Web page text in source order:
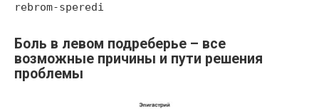
rebrom-speredi
Боль в левом подреберье – все
возможные причины и пути решения
проблемы